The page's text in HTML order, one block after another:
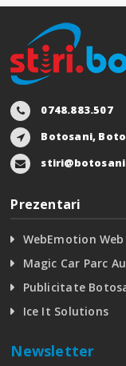
0748.883.507
Botosani,
Prezentari
WebEmotion
Magic Car Parc
Publicitate
Ice It Solutions
Newsletter